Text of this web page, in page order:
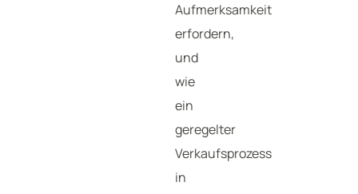
Aufmerksamkeit
erfordern,
und
wie
ein
geregelter
Verkaufsprozess
in